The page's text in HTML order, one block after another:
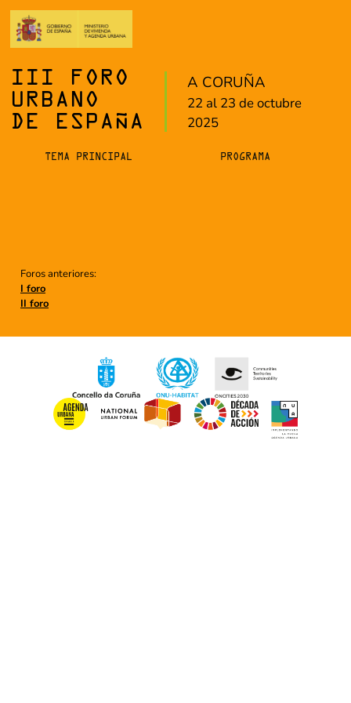
III FORO
URBANO
DE ESPAÑA
A CORUÑA
22 al 23 de octubre
2025
TEMA PRINCIPAL PROGRAMA
Foros anteriores:
I foro
II foro